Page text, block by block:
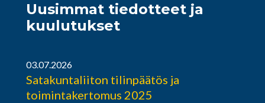
Uusimmat tiedotteet ja
kuulutukset
03.07.2026
Satakuntaliiton tilinpäätös ja
toimintakertomus 2025